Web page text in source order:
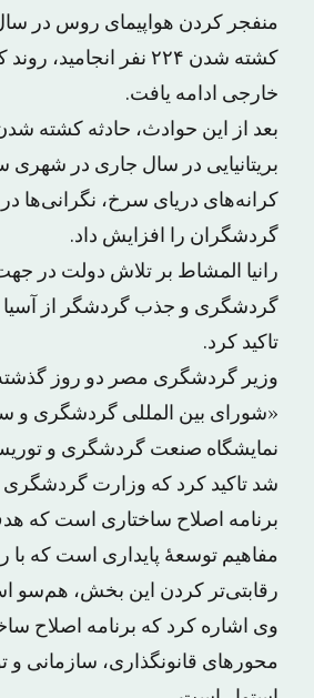
کشته شدن ۲۲۴ نفر
خارجی ادامه یافت.
بعد از این حوادث، حادثه کشته
بریتانیایی در سال جاری در شهری
کرانه‌های دریای سرخ، نگرانی‌ها
گردشگران را افزایش داد.
رانیا المشاط بر تلاش دولت در
گردشگری و جذب گردشگر از آسیا و
تاکید کرد.
وزیر گردشگری مصر دو روز
«شورای بین المللی گردشگری و
نمایشگاه صنعت گردشگری و
شد تاکید کرد که وزارت گردشگری
برنامه اصلاح ساختاری است که
مفاهیم توسعۀ پایداری است که با
رقابتی‌تر کردن این بخش، هم‌سو
وی اشاره کرد که برنامه اصلاح
محورهای قانونگذاری، سازمانی و